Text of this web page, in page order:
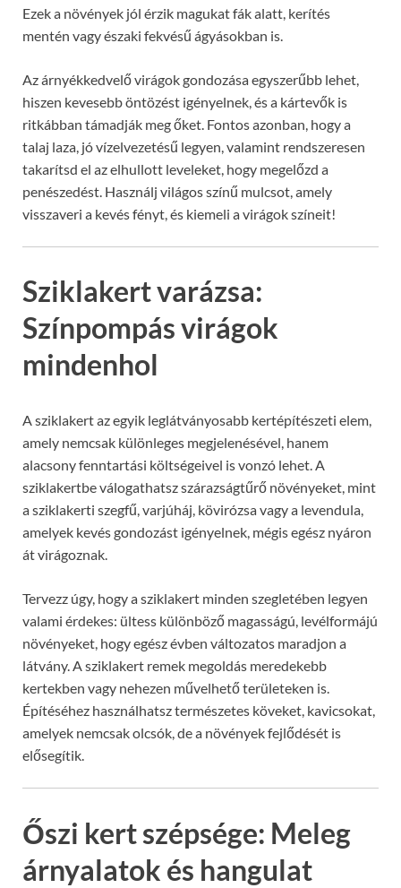
Ezek a növények jól érzik magukat fák alatt, kerítés
mentén vagy északi fekvésű ágyásokban is.
Az árnyékkedvelő virágok gondozása egyszerűbb lehet,
hiszen kevesebb öntözést igényelnek, és a kártevők is
ritkábban támadják meg őket. Fontos azonban, hogy a
talaj laza, jó vízelvezetésű legyen, valamint rendszeresen
takarítsd el az elhullott leveleket, hogy megelőzd a
penészedést. Használj világos színű mulcsot, amely
visszaveri a kevés fényt, és kiemeli a virágok színeit!
Sziklakert varázsa:
Színpompás virágok
mindenhol
A sziklakert az egyik leglátványosabb kertépítészeti elem,
amely nemcsak különleges megjelenésével, hanem
alacsony fenntartási költségeivel is vonzó lehet. A
sziklakertbe válogathatsz szárazságtűrő növényeket, mint
a sziklakerti szegfű, varjúháj, kövirózsa vagy a levendula,
amelyek kevés gondozást igényelnek, mégis egész nyáron
át virágoznak.
Tervezz úgy, hogy a sziklakert minden szegletében legyen
valami érdekes: ültess különböző magasságú, levélformájú
növényeket, hogy egész évben változatos maradjon a
látvány. A sziklakert remek megoldás meredekebb
kertekben vagy nehezen művelhető területeken is.
Építéséhez használhatsz természetes köveket, kavicsokat,
amelyek nemcsak olcsók, de a növények fejlődését is
elősegítik.
Őszi kert szépsége: Meleg
árnyalatok és hangulat